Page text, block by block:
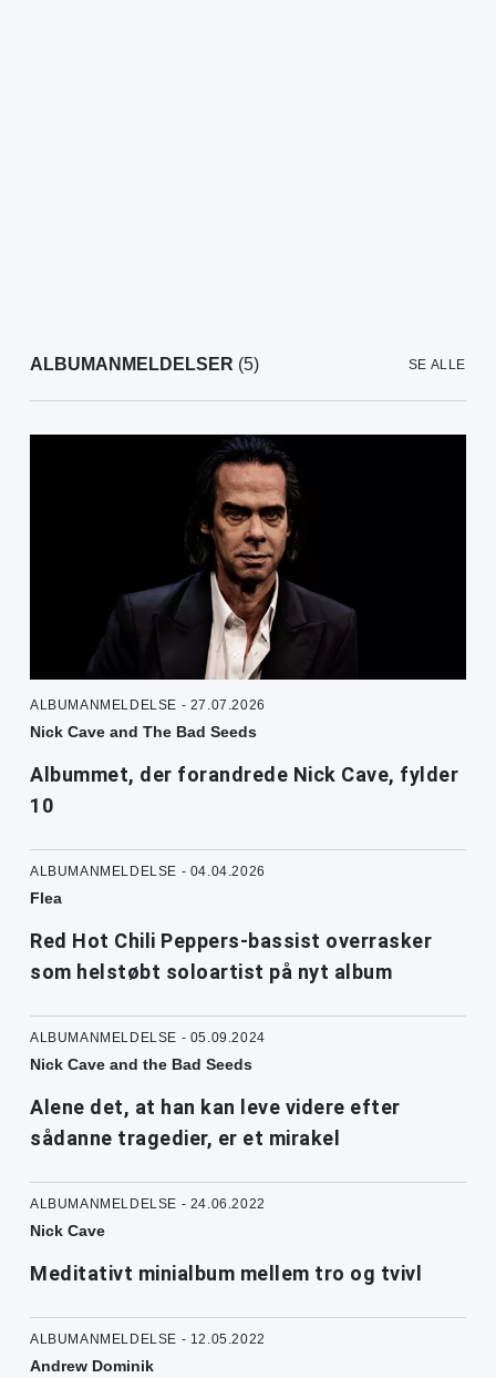
ALBUMANMELDELSER (5) SE ALLE
ALBUMANMELDELSE - 27.07.2026
Nick Cave and The Bad Seeds
Albummet, der forandrede Nick Cave, fylder
10
ALBUMANMELDELSE - 04.04.2026
Flea
Red Hot Chili Peppers-bassist overrasker
som helstøbt soloartist på nyt album
ALBUMANMELDELSE - 05.09.2024
Nick Cave and the Bad Seeds
Alene det, at han kan leve videre efter
sådanne tragedier, er et mirakel
ALBUMANMELDELSE - 24.06.2022
Nick Cave
Meditativt minialbum mellem tro og tvivl
ALBUMANMELDELSE - 12.05.2022
Andrew Dominik